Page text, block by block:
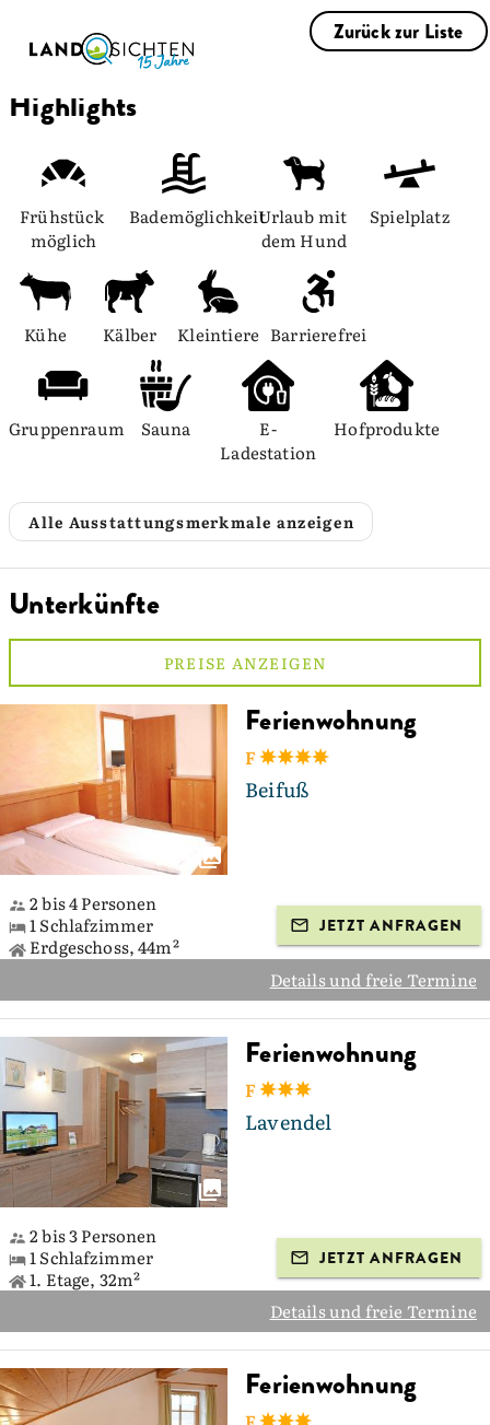
Zurück zur Liste
Highlights
Frühstück
möglich
BademöglichkeitUrlaub mit
dem Hund
Spielplatz
Kühe Kälber Kleintiere Barrierefrei
Gruppenraum Sauna
E-
Ladestation
Hofprodukte
Alle Ausstattungsmerkmale anzeigen
Unterkünfte
PREISE ANZEIGEN
Ferienwohnung
F
Beifuß
2 bis 4 Personen
1 Schlafzimmer
Erdgeschoss, 44m²
JETZT ANFRAGEN
Details und freie Termine
Ferienwohnung
F
Lavendel
2 bis 3 Personen
1 Schlafzimmer
1. Etage, 32m²
JETZT ANFRAGEN
Details und freie Termine
Ferienwohnung